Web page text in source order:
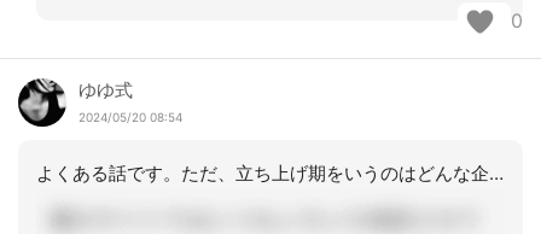
0
ゆゆ式
2024/05/20 08:54
よくある話です。ただ、立ち上げ期をいうのはどんな企業も不安定な部分も多いため、業